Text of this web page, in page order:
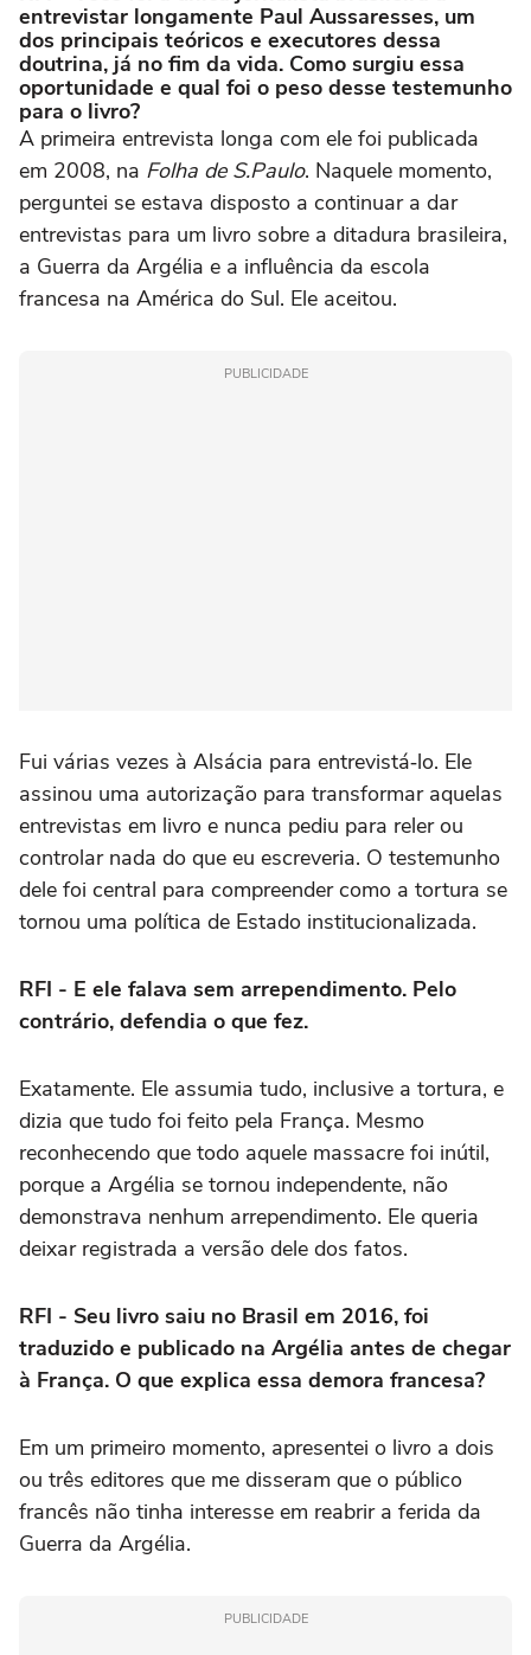
entrevistar longamente Paul Aussaresses, um
dos principais teóricos e executores dessa
doutrina, já no fim da vida. Como surgiu essa
oportunidade e qual foi o peso desse testemunho
para o livro?
A primeira entrevista longa com ele foi publicada
em 2008, na Folha de S.Paulo. Naquele momento,
perguntei se estava disposto a continuar a dar
entrevistas para um livro sobre a ditadura brasileira,
a Guerra da Argélia e a influência da escola
francesa na América do Sul. Ele aceitou.
PUBLICIDADE
Fui várias vezes à Alsácia para entrevistá‑lo. Ele
assinou uma autorização para transformar aquelas
entrevistas em livro e nunca pediu para reler ou
controlar nada do que eu escreveria. O testemunho
dele foi central para compreender como a tortura se
tornou uma política de Estado institucionalizada.
RFI - E ele falava sem arrependimento. Pelo
contrário, defendia o que fez.
Exatamente. Ele assumia tudo, inclusive a tortura, e
dizia que tudo foi feito pela França. Mesmo
reconhecendo que todo aquele massacre foi inútil,
porque a Argélia se tornou independente, não
demonstrava nenhum arrependimento. Ele queria
deixar registrada a versão dele dos fatos.
RFI - Seu livro saiu no Brasil em 2016, foi
traduzido e publicado na Argélia antes de chegar
à França. O que explica essa demora francesa?
Em um primeiro momento, apresentei o livro a dois
ou três editores que me disseram que o público
francês não tinha interesse em reabrir a ferida da
Guerra da Argélia.
PUBLICIDADE